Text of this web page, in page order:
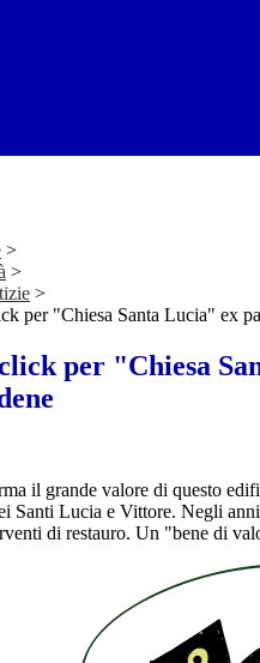
>
>
>
per "Chiesa Santa Lucia" ex
per "Chiesa
il grande valore di questo
Lucia e Vittore. Negli
di restauro. Un "bene di